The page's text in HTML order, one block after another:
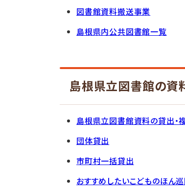
図書館資料搬送事業
島根県内公共図書館一覧
島根県立図書館の資
島根県立図書館資料の貸出・
団体貸出
市町村一括貸出
おすすめしたいこどものほん